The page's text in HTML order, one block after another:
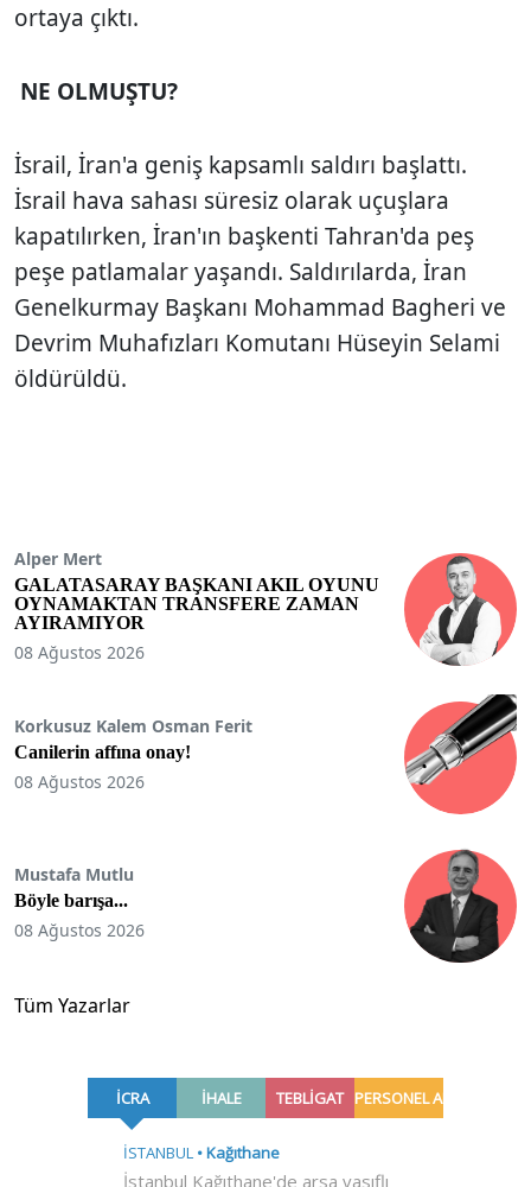
ortaya çıktı.
NE OLMUŞTU?
İsrail, İran'a geniş kapsamlı saldırı başlattı.
İsrail hava sahası süresiz olarak uçuşlara
kapatılırken, İran'ın başkenti Tahran'da peş
peşe patlamalar yaşandı. Saldırılarda, İran
Genelkurmay Başkanı Mohammad Bagheri ve
Devrim Muhafızları Komutanı Hüseyin Selami
öldürüldü.
Alper Mert
GALATASARAY BAŞKANI AKIL OYUNU
OYNAMAKTAN TRANSFERE ZAMAN
AYIRAMIYOR
08 Ağustos 2026
Korkusuz Kalem Osman Ferit
Canilerin affına onay!
08 Ağustos 2026
Mustafa Mutlu
Böyle barışa...
08 Ağustos 2026
Tüm Yazarlar